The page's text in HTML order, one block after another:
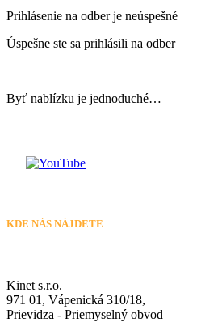
Prihlásenie na odber je neúspešné
Úspešne ste sa prihlásili na odber
Byť nablízku je jednoduché…
KDE NÁS NÁJDETE
Kinet s.r.o.
971 01, Vápenická 310/18,
Prievidza - Priemyselný obvod